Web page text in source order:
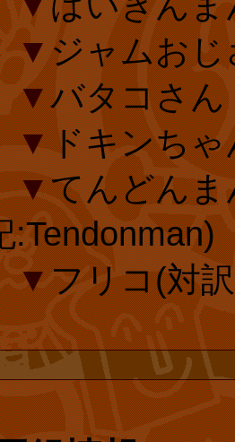
ために『ゴジ
たどころか、
を知り、子供
ています。昔
、きっと、子
でしょう。そ
ン・ミニ・ブ
ショップ限定
の書店でも販
票有効期
長手続き
票済みのフ
りがとうご
、復刊ドッ
年)1月に大
れ、それに伴
▼ジャムおじ
▼バタコさん
▼ドキンちゃ
▼てんどんま
:Tendonman)
▼フリコ(対